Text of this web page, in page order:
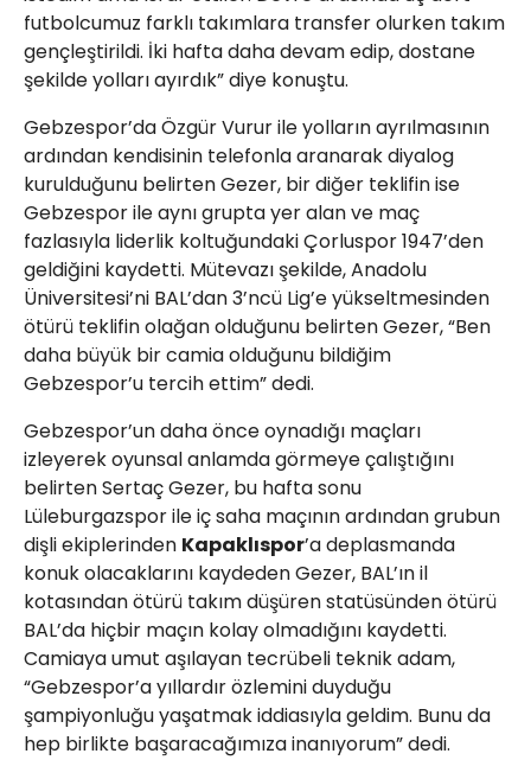
futbolcumuz farklı takımlara transfer olurken takım
gençleştirildi. İki hafta daha devam edip, dostane
şekilde yolları ayırdık” diye konuştu.
Gebzespor’da Özgür Vurur ile yolların ayrılmasının
ardından kendisinin telefonla aranarak diyalog
kurulduğunu belirten Gezer, bir diğer teklifin ise
Gebzespor ile aynı grupta yer alan ve maç
fazlasıyla liderlik koltuğundaki Çorluspor 1947’den
geldiğini kaydetti. Mütevazı şekilde, Anadolu
Üniversitesi’ni BAL’dan 3’ncü Lig’e yükseltmesinden
ötürü teklifin olağan olduğunu belirten Gezer, “Ben
daha büyük bir camia olduğunu bildiğim
Gebzespor’u tercih ettim” dedi.
Gebzespor’un daha önce oynadığı maçları
izleyerek oyunsal anlamda görmeye çalıştığını
belirten Sertaç Gezer, bu hafta sonu
Lüleburgazspor ile iç saha maçının ardından grubun
dişli ekiplerinden Kapaklıspor’a deplasmanda
konuk olacaklarını kaydeden Gezer, BAL’ın il
kotasından ötürü takım düşüren statüsünden ötürü
BAL’da hiçbir maçın kolay olmadığını kaydetti.
Camiaya umut aşılayan tecrübeli teknik adam,
“Gebzespor’a yıllardır özlemini duyduğu
şampiyonluğu yaşatmak iddiasıyla geldim. Bunu da
hep birlikte başaracağımıza inanıyorum” dedi.